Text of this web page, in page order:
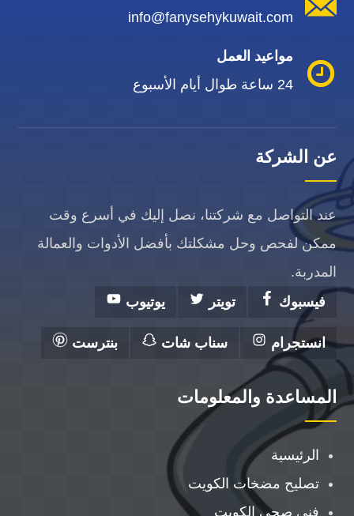
info@fanysehykuwait.com
مواعيد العمل
24 ساعة طوال أيام الأسبوع
عن الشركة
عند التواصل مع شركتنا، نصل إليك في أسرع وقت
ممكن لفحص وحل مشكلتك بأفضل الأدوات والعمالة
المدربة.
فيسبوك
تويتر يوتيوب
انستجرام سناب شات بنترست
المساعدة والمعلومات
الرئيسية
تصليح مضخات الكويت
فني صحي الكويت